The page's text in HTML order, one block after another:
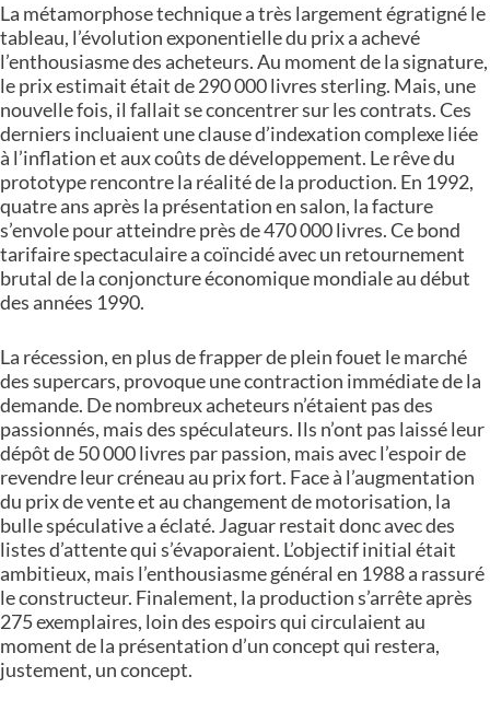
La métamorphose technique a très largement égratigné le
tableau, l’évolution exponentielle du prix a achevé
l’enthousiasme des acheteurs. Au moment de la signature,
le prix estimait était de 290 000 livres sterling. Mais, une
nouvelle fois, il fallait se concentrer sur les contrats. Ces
derniers incluaient une clause d’indexation complexe liée
à l’inflation et aux coûts de développement. Le rêve du
prototype rencontre la réalité de la production. En 1992,
quatre ans après la présentation en salon, la facture
s’envole pour atteindre près de 470 000 livres. Ce bond
tarifaire spectaculaire a coïncidé avec un retournement
brutal de la conjoncture économique mondiale au début
des années 1990.
La récession, en plus de frapper de plein fouet le marché
des supercars, provoque une contraction immédiate de la
demande. De nombreux acheteurs n’étaient pas des
passionnés, mais des spéculateurs. Ils n’ont pas laissé leur
dépôt de 50 000 livres par passion, mais avec l’espoir de
revendre leur créneau au prix fort. Face à l’augmentation
du prix de vente et au changement de motorisation, la
bulle spéculative a éclaté. Jaguar restait donc avec des
listes d’attente qui s’évaporaient. L’objectif initial était
ambitieux, mais l’enthousiasme général en 1988 a rassuré
le constructeur. Finalement, la production s’arrête après
275 exemplaires, loin des espoirs qui circulaient au
moment de la présentation d’un concept qui restera,
justement, un concept.